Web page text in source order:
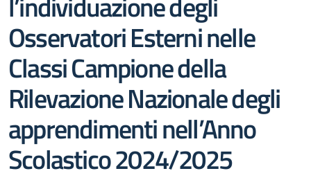
Osservatori Esterni nelle
Classi Campione della
Rilevazione Nazionale degli
apprendimenti nell’Anno
Scolastico 2024/2025